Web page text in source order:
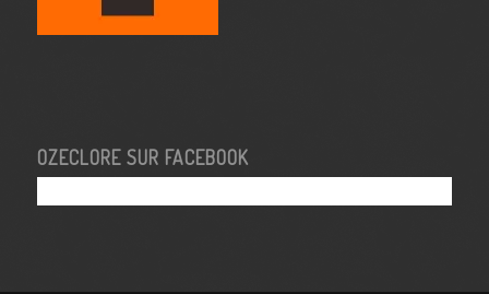
OZECLORE SUR FACEBOOK